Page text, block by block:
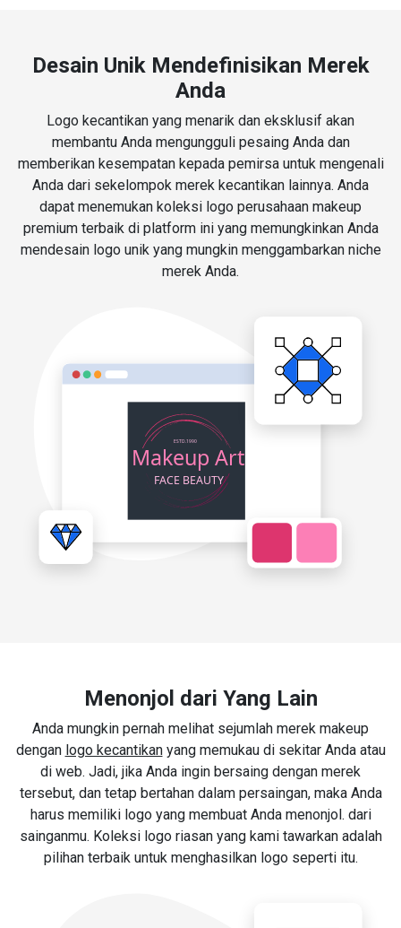
Desain Unik Mendefinisikan Merek
Anda
Logo kecantikan yang menarik dan eksklusif akan
membantu Anda mengungguli pesaing Anda dan
memberikan kesempatan kepada pemirsa untuk mengenali
Anda dari sekelompok merek kecantikan lainnya. Anda
dapat menemukan koleksi logo perusahaan makeup
premium terbaik di platform ini yang memungkinkan Anda
mendesain logo unik yang mungkin menggambarkan niche
merek Anda.
Menonjol dari Yang Lain
Anda mungkin pernah melihat sejumlah merek makeup
dengan logo kecantikanyang memukau di sekitar Anda atau
di web. Jadi, jika Anda ingin bersaing dengan merek
tersebut, dan tetap bertahan dalam persaingan, maka Anda
harus memiliki logo yang membuat Anda menonjol. dari
sainganmu. Koleksi logo riasan yang kami tawarkan adalah
pilihan terbaik untuk menghasilkan logo seperti itu.